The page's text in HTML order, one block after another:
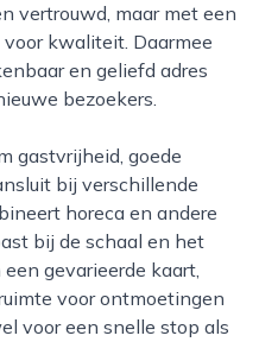
vertrouwd, maar met een
kwaliteit. Daarmee
en geliefd adres
bezoekers.
bij verschillende
horeca en andere
bij de schaal en het
gevarieerde kaart,
voor ontmoetingen
voor een snelle stop als